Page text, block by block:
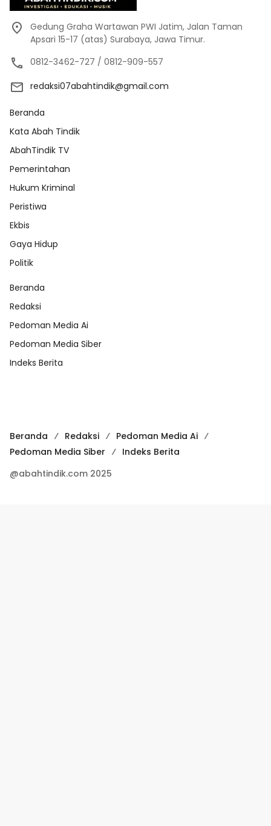
Gedung Graha Wartawan PWI Jatim, Jalan Taman
Apsari 15-17 (atas) Surabaya, Jawa Timur.
0812-3462-727 / 0812-909-557
redaksi07abahtindik@gmail.com
Beranda
Kata Abah Tindik
AbahTindik TV
Pemerintahan
Hukum Kriminal
Peristiwa
Ekbis
Gaya Hidup
Politik
Beranda
Redaksi
Pedoman Media Ai
Pedoman Media Siber
Indeks Berita
Beranda Redaksi
Pedoman Media Ai
Pedoman Media Siber
Indeks Berita
@abahtindik.com 2025